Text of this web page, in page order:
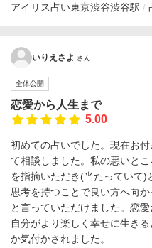
アイリス占い東京渋谷渋谷駅
いりえさよ さん
全体公開
恋愛から人生まで
5.00
初めての占いでした。現在お
て相談しました。私の悪いと
を指摘いただき(当たっていて)
思考を持つことで良い方へ向
と言っていただけました。恋
自分がより楽しく幸せに生き
か気付かされました。